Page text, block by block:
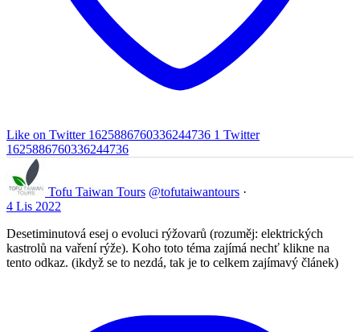
Like on Twitter 1625886760336244736 1 Twitter
1625886760336244736
Tofu Taiwan Tours @tofutaiwantours ·
4 Lis 2022
Desetiminutová esej o evoluci rýžovarů (rozuměj: elektrických
kastrolů na vaření rýže). Koho toto téma zajímá nechť klikne na
tento odkaz. (ikdyž se to nezdá, tak je to celkem zajímavý článek)